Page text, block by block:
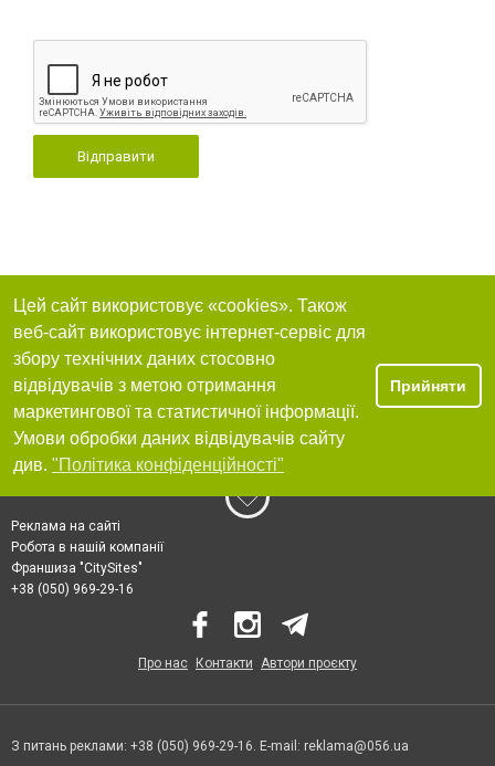
Відправити
Цей сайт використовує «cookies». Також
веб-сайт використовує інтернет-сервіс для
збору технічних даних стосовно
відвідувачів з метою отримання
маркетингової та статистичної інформації.
Умови обробки даних відвідувачів сайту
див. "Політика конфіденційності"
Прийняти
Реклама на сайті
Робота в нашій компанії
Франшиза "CitySites"
+38 (050) 969-29-16
Про нас Контакти Автори проєкту
З питань реклами: +38 (050) 969-29-16. E-mail: reklama@056.ua